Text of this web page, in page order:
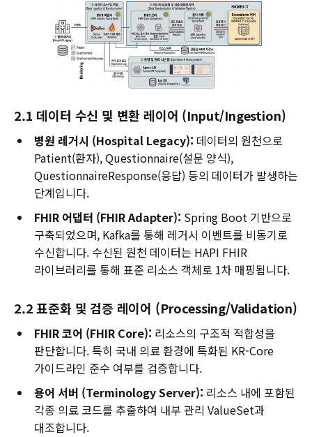
2.1 데이터 수신 및 변환 레이어 (Input/Ingestion)
병원 레거시 (Hospital Legacy): 데이터의 원천으로
Patient(환자), Questionnaire(설문 양식),
QuestionnaireResponse(응답) 등의 데이터가 발생하는
단계입니다.
FHIR 어댑터 (FHIR Adapter): Spring Boot 기반으로
구축되었으며, Kafka를 통해 레거시 이벤트를 비동기로
수신합니다. 수신된 원천 데이터는 HAPI FHIR
라이브러리를 통해 표준 리소스 객체로 1차 매핑됩니다.
2.2 표준화 및 검증 레이어 (Processing/Validation)
FHIR 코어 (FHIR Core): 리소스의 구조적 적합성을
판단합니다. 특히 국내 의료 환경에 특화된 KR-Core
가이드라인 준수 여부를 검증합니다.
용어 서버 (Terminology Server): 리소스 내에 포함된
각종 의료 코드를 추출하여 내부 관리 ValueSet과
대조합니다.